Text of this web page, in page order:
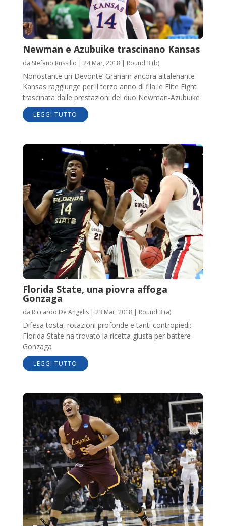
Newman e Azubuike trascinano Kansas
da Stefano Russillo | 24 Mar, 2018| Round 3 (b)
Nonostante un Devonte’ Graham ancora altalenante
Kansas raggiunge per il terzo anno di fila le Elite Eight
trascinata dalle prestazioni del duo Newman-Azubuike
LEGGI TUTTO
Florida State, una piovra affoga
Gonzaga
da Riccardo De Angelis| 23 Mar, 2018| Round 3 (a)
Difesa tosta, rotazioni profonde e tanti contropiedi:
Florida State ha trovato la ricetta giusta per battere
Gonzaga
LEGGI TUTTO